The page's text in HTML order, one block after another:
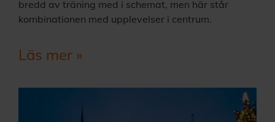
bredd av träning med i schemat, men här står
kombinationen med upplevelser i centrum.
Läs mer »